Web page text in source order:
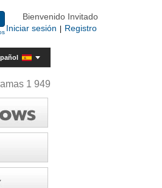
Bienvenido Invitado
Iniciar sesión
Registro
1 949